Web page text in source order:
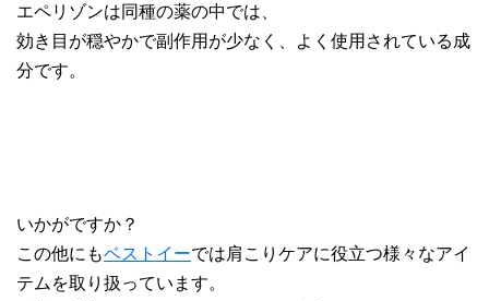
エペリゾンは同種の薬の中では、
効き目が穏やかで副作用が少なく、よく使用されている成
分です。
いかがですか？
この他にもベストイーでは肩こりケアに役立つ様々なアイ
テムを取り扱っています。